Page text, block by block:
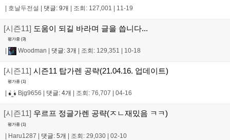
| 호날두전설 | 댓글: 9개 | 조회: 127,001 | 11-19
[시즌11] 도움이 되길 바라며 글을 씁니다...
평가중 (3)
| Woodman | 댓글: 3개 | 조회: 129,351 | 10-18
[시즌11] 시즌11 탑가렌 공략(21.04.16. 업데이트)
평가중 (1)
Bjg9656 댓글: 4개 조회: 76,707 04-16
[시즌11] 우르프 정글가렌 공략(ㅈㄴ재밌음 ㅋㅋ)
평가중 (1)
| Haru1287 | 댓글: 5개 | 조회: 29,030 | 02-10